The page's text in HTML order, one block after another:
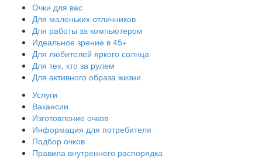
Очки для вас
Для маленьких отличников
Для работы за компьютером
Идеальное зрение в 45+
Для любителей яркого солнца
Для тех, кто за рулем
Для активного образа жизни
Услуги
Вакансии
Изготовление очков
Информация для потребителя
Подбор очков
Правила внутреннего распорядка